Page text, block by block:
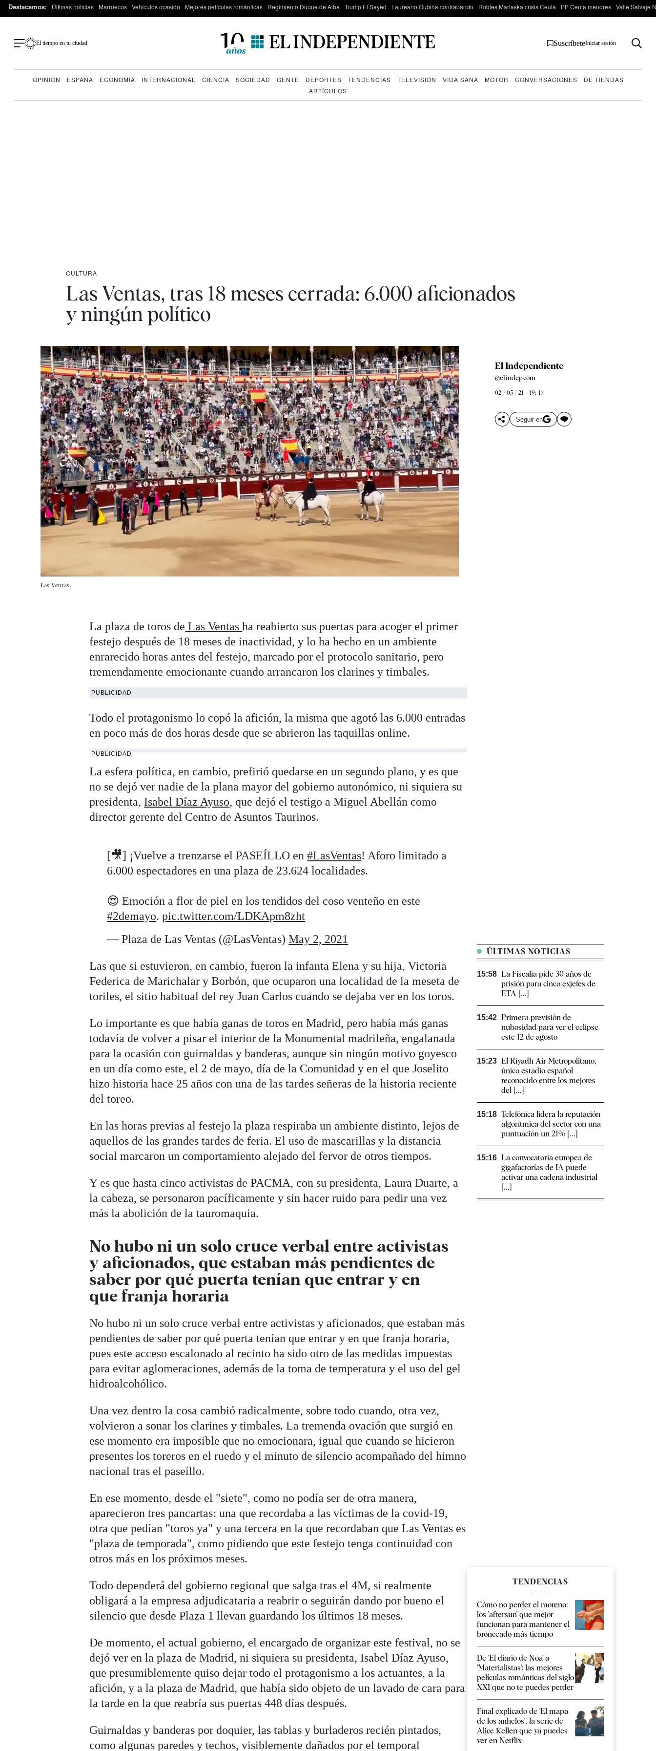
Destacamos: Últimas noticias Marruecos Vehículos ocasión Mejores películas románticas Regimiento Duque de Alba Trump El Sayed Laureano Oubiña contrabando Robles Marlaska crisis Ceuta PP Ceuta menores Valle Salvaje
El tiempo en tu ciudad SuscríbeteIniciar sesión
OPINIÓN ESPAÑA ECONOMÍA INTERNACIONAL CIENCIA SOCIEDAD GENTE DEPORTES TENDENCIAS TELEVISIÓN VIDA SANA MOTOR CONVERSACIONES
DE TIENDAS
ARTÍCULOS
CULTURA
Las Ventas, tras 18 meses cerrada: 6.000 aficionados
y ningún político
Las Ventas.
El Independiente
@elindepcom
02 / 05 / 21 - 19: 17
Seguir en
La plaza de toros de Las Ventasha reabierto sus puertas para acoger el primer
festejo después de 18 meses de inactividad, y lo ha hecho en un ambiente
enrarecido horas antes del festejo, marcado por el protocolo sanitario, pero
tremendamente emocionante cuando arrancaron los clarines y timbales.
PUBLICIDAD
Todo el protagonismo lo copó la afición, la misma que agotó las 6.000 entradas
en poco más de dos horas desde que se abrieron las taquillas online.
PUBLICIDAD
La esfera política, en cambio, prefirió quedarse en un segundo plano, y es que
no se dejó ver nadie de la plana mayor del gobierno autonómico, ni siquiera su
presidenta, Isabel Díaz Ayuso, que dejó el testigo a Miguel Abellán como
director gerente del Centro de Asuntos Taurinos.
[🎥] ¡Vuelve a trenzarse el PASEÍLLO en#LasVentas! Aforo limitado a
6.000 espectadores en una plaza de 23.624 localidades.
😍 Emoción a flor de piel en los tendidos del coso venteño en este
#2demayo.pic.twitter.com/LDKApm8zht
— Plaza de Las Ventas (@LasVentas)May 2, 2021
Las que si estuvieron, en cambio, fueron la infanta Elena y su hija, Victoria
Federica de Marichalar y Borbón, que ocuparon una localidad de la meseta de
toriles, el sitio habitual del rey Juan Carlos cuando se dejaba ver en los toros.
Lo importante es que había ganas de toros en Madrid, pero había más ganas
todavía de volver a pisar el interior de la Monumental madrileña, engalanada
para la ocasión con guirnaldas y banderas, aunque sin ningún motivo goyesco
en un día como este, el 2 de mayo, día de la Comunidad y en el que Joselito
hizo historia hace 25 años con una de las tardes señeras de la historia reciente
del toreo.
En las horas previas al festejo la plaza respiraba un ambiente distinto, lejos de
aquellos de las grandes tardes de feria. El uso de mascarillas y la distancia
social marcaron un comportamiento alejado del fervor de otros tiempos.
Y es que hasta cinco activistas de PACMA, con su presidenta, Laura Duarte, a
la cabeza, se personaron pacíficamente y sin hacer ruido para pedir una vez
más la abolición de la tauromaquia.
No hubo ni un solo cruce verbal entre activistas
y aficionados, que estaban más pendientes de
saber por qué puerta tenían que entrar y en
que franja horaria
No hubo ni un solo cruce verbal entre activistas y aficionados, que estaban más
pendientes de saber por qué puerta tenían que entrar y en que franja horaria,
pues este acceso escalonado al recinto ha sido otro de las medidas impuestas
para evitar aglomeraciones, además de la toma de temperatura y el uso del gel
hidroalcohólico.
Una vez dentro la cosa cambió radicalmente, sobre todo cuando, otra vez,
volvieron a sonar los clarines y timbales. La tremenda ovación que surgió en
ese momento era imposible que no emocionara, igual que cuando se hicieron
presentes los toreros en el ruedo y el minuto de silencio acompañado del himno
nacional tras el paseíllo.
En ese momento, desde el "siete", como no podía ser de otra manera,
aparecieron tres pancartas: una que recordaba a las víctimas de la covid-19,
otra que pedían "toros ya" y una tercera en la que recordaban que Las Ventas es
"plaza de temporada", como pidiendo que este festejo tenga continuidad con
otros más en los próximos meses.
Todo dependerá del gobierno regional que salga tras el 4M, si realmente
obligará a la empresa adjudicataria a reabrir o seguirán dando por bueno el
silencio que desde Plaza 1 llevan guardando los últimos 18 meses.
De momento, el actual gobierno, el encargado de organizar este festival, no se
dejó ver en la plaza de Madrid, ni siquiera su presidenta, Isabel Díaz Ayuso,
que presumiblemente quiso dejar todo el protagonismo a los actuantes, a la
afición, y a la plaza de Madrid, que había sido objeto de un lavado de cara para
la tarde en la que reabría sus puertas 448 días después.
Guirnaldas y banderas por doquier, las tablas y burladeros recién pintados,
como algunas paredes y techos, visiblemente dañados por el temporal
ÚLTIMAS NOTICIAS
15:58 La Fiscalía pide 30 años de
prisión para cinco exjefes de
ETA [...]
15:42 Primera previsión de
nubosidad para ver el eclipse
este 12 de agosto
15:23 El Riyadh Air Metropolitano,
único estadio español
reconocido entre los mejores
del [...]
15:18 Telefónica lidera la reputación
algorítmica del sector con una
puntuación un 21% [...]
15:16 La convocatoria europea de
gigafactorías de IA puede
activar una cadena industrial
[...]
TENDENCIAS
Cómo no perder el moreno:
los 'aftersun' que mejor
funcionan para mantener el
bronceado más tiempo
De 'El diario de Noa' a
'Materialistas': las mejores
películas románticas del siglo
XXI que no te puedes perder
Final explicado de 'El mapa
de los anhelos', la serie de
Alice Kellen que ya puedes
ver en Netflix